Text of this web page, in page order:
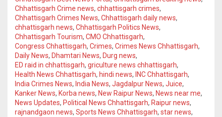
er s
A
p
p
Li
n
k
gr
a
m
Chhattisgarh Crime news, chhattisgarh crimes,
Chhattisgarh Crimes News, Chhattisgarh daily news,
chhattisgarh news, Chhattisgarh Politics News,
Chhattisgarh Tourism, CMO Chhattisgarh,
Congress Chhattisgarh, Crimes, Crimes News Chhattisgarh,
Daily News, Dhamtari News, Durg news,
ED raid in chhattisgarh, griculture news chhattisgarh,
Health News Chhattisgarh, hindi news, INC Chhattisgarh,
India Crimes News, India News, Jagdalpur News, Juice,
Kanker News, Korba news, New Raipur News, News near me,
News Updates, Political News Chhattisgarh, Raipur news,
rajnandgaon news, Sports News Chhattisgarh, star news,